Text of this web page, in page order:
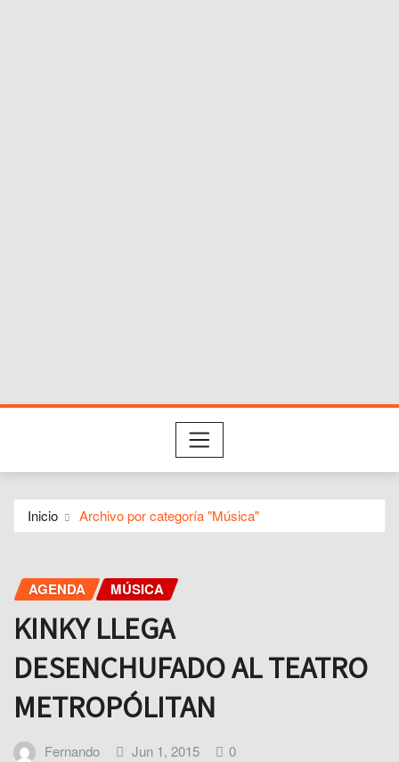
Inicio Archivo por categoría "Música"
AGENDA MÚSICA
KINKY LLEGA
DESENCHUFADO AL TEATRO
METROPÓLITAN
Fernando Jun 1, 2015 0